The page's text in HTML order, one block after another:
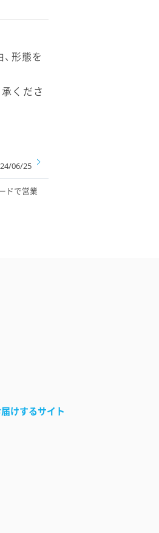
形態を
くださ
06/25
ドで営業
けするサイト